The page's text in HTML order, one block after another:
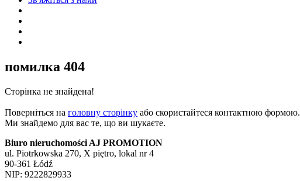
помилка 404
Сторінка не знайдена!
Поверніться на головну сторінку або скористайтеся контактною формою.
Ми знайдемо для вас те, що ви шукаєте.
Biuro nieruchomości AJ PROMOTION
ul. Piotrkowska 270, X piętro, lokal nr 4
90-361 Łódź
NIP: 9222829933